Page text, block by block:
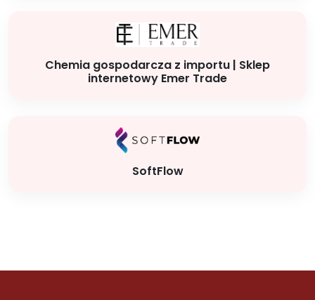
Chemia gospodarcza z importu | Sklep
internetowy Emer Trade
SoftFlow